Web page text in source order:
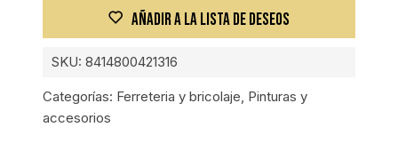
AÑADIR A LA LISTA DE DESEOS
SKU:8414800421316
Categorías: Ferreteria y bricolaje, Pinturas y
accesorios